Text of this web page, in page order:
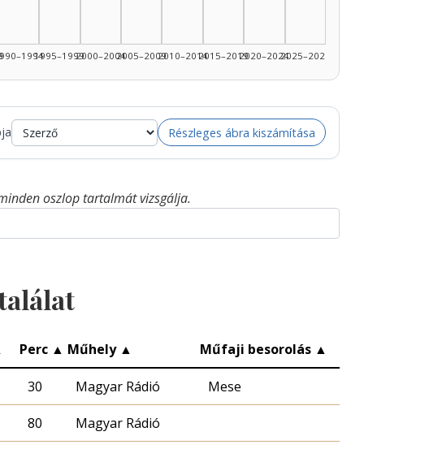
3
1
1
1995–19992000–20042005–20092010–20142015–20192020–20242025–2026
Részleges ábra kiszámítása
oszlop tartalmát vizsgálja.
Perc ▲ Műhely ▲ Műfaji besorolás ▲
30 Magyar Rádió Mese
80 Magyar Rádió